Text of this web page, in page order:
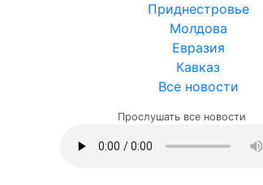
Приднестровье
Молдова
Евразия
Кавказ
Все новости
Прослушать все новости